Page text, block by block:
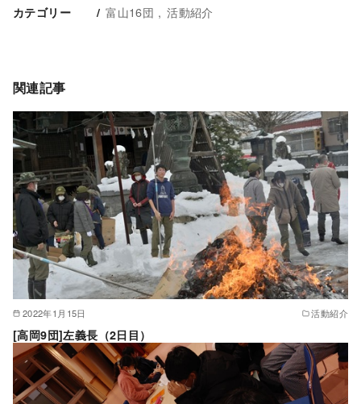
カテゴリー 富山16団 活動紹介
関連記事
2022年1月15日 活動紹介
[高岡9団]左義長（2日目）